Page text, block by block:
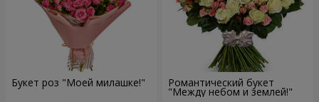
Букет роз "Моей милашке!" Романтический букет
"Между небом и землей!"